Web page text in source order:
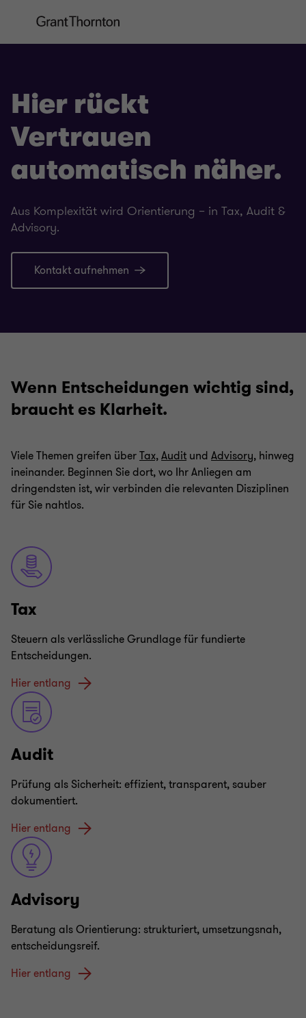
Hier rückt
Vertrauen
automatisch näher.
Aus Komplexität wird Orientierung – in Tax, Audit &
Advisory.
Kontakt aufnehmen
Wenn Entscheidungen wichtig sind,
braucht es Klarheit.
Viele Themen greifen überTax,Audit und Advisory, hinweg
ineinander. Beginnen Sie dort, wo Ihr Anliegen am
dringendsten ist, wir verbinden die relevanten Disziplinen
für Sie nahtlos.
Tax
Steuern als verlässliche Grundlage für fundierte
Entscheidungen.
Hier entlang
Audit
Prüfung als Sicherheit: effizient, transparent, sauber
dokumentiert.
Hier entlang
Advisory
Beratung als Orientierung: strukturiert, umsetzungsnah,
entscheidungsreif.
Hier entlang